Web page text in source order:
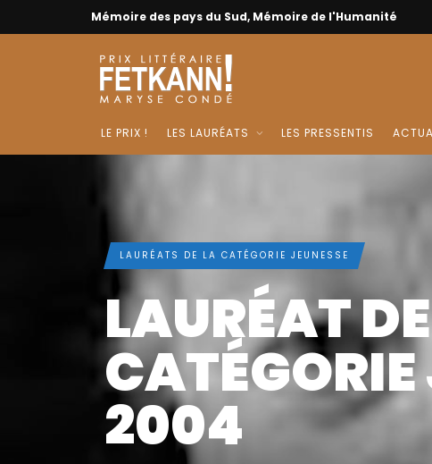
Mémoire des pays du Sud, Mémoire de l'Humanité
LE PRIX ! LES LAURÉATS LES PRESSENTIS
LAURÉATS DE LA CATÉGORIE JEUNESSE
LAURÉAT
CATÉGORIE
2004